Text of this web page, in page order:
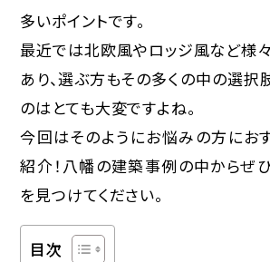
多いポイントです。
最近では北欧風やロッジ風など様
あり、選ぶ方もその多くの中の選
のはとても大変ですよね。
今回はそのようにお悩みの方にお
紹介！八幡の建築事例の中からぜ
を見つけてください。
目次